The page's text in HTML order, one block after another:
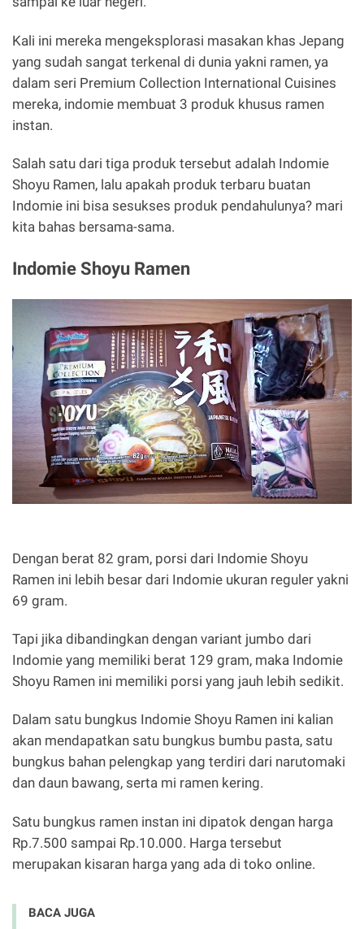
Kali ini mereka mengeksplorasi masakan khas Jepang
yang sudah sangat terkenal di dunia yakni ramen, ya
dalam seri Premium Collection International Cuisines
mereka, indomie membuat 3 produk khusus ramen
instan.
Salah satu dari tiga produk tersebut adalah Indomie
Shoyu Ramen, lalu apakah produk terbaru buatan
Indomie ini bisa sesukses produk pendahulunya? mari
kita bahas bersama-sama.
Indomie Shoyu Ramen
Dengan berat 82 gram, porsi dari Indomie Shoyu
Ramen ini lebih besar dari Indomie ukuran reguler yakni
69 gram.
Tapi jika dibandingkan dengan variant jumbo dari
Indomie yang memiliki berat 129 gram, maka Indomie
Shoyu Ramen ini memiliki porsi yang jauh lebih sedikit.
Dalam satu bungkus Indomie Shoyu Ramen ini kalian
akan mendapatkan satu bungkus bumbu pasta, satu
bungkus bahan pelengkap yang terdiri dari narutomaki
dan daun bawang, serta mi ramen kering.
Satu bungkus ramen instan ini dipatok dengan harga
Rp.7.500 sampai Rp.10.000. Harga tersebut
merupakan kisaran harga yang ada di toko online.
BACA JUGA